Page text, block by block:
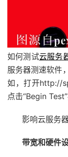
如何测试云服务
服务器测速软件
如，打开http://
点击“Begin
影响云服务
带宽和硬件